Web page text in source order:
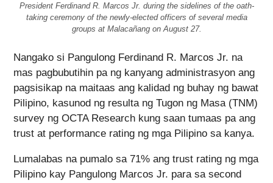
President Ferdinand R. Marcos Jr. during the sidelines of the oath-
taking ceremony of the newly-elected officers of several media
groups at Malacañang on August 27.
Nangako si Pangulong Ferdinand R. Marcos Jr. na
mas pagbubutihin pa ng kanyang administrasyon ang
pagsisikap na maitaas ang kalidad ng buhay ng bawat
Pilipino, kasunod ng resulta ng Tugon ng Masa (TNM)
survey ng OCTA Research kung saan tumaas pa ang
trust at performance rating ng mga Pilipino sa kanya.
Lumalabas na pumalo sa 71% ang trust rating ng mga
Pilipino kay Pangulong Marcos Jr. para sa second